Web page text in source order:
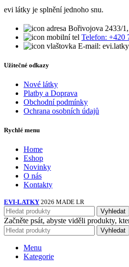
evi látky je splnění jednoho snu.
Bořivojova 2433/
Telefon: +420
E-mail:
Užitečné odkazy
Nové látky
Platby a Doprava
Obchodní podmínky
Ochrana osobních údajů
Rychlé menu
Home
Eshop
Novinky
O nás
Kontakty
EVI-LATKY 2026 MADE LR
Vyhledat
Začněte psát, abyste viděli produkty,
Vyhledat
Menu
Kategorie